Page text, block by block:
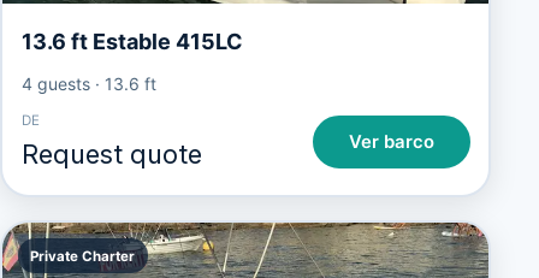
13.6 ft Estable 415LC
4 guests· 13.6 ft
DE
Request quote Ver barco
Private Charter